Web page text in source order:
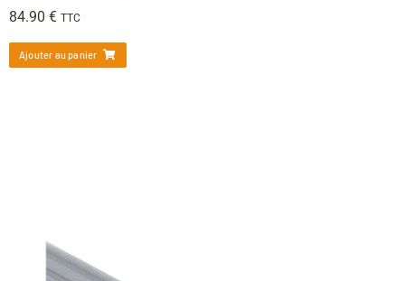
84.90 € TTC
Ajouter au panier